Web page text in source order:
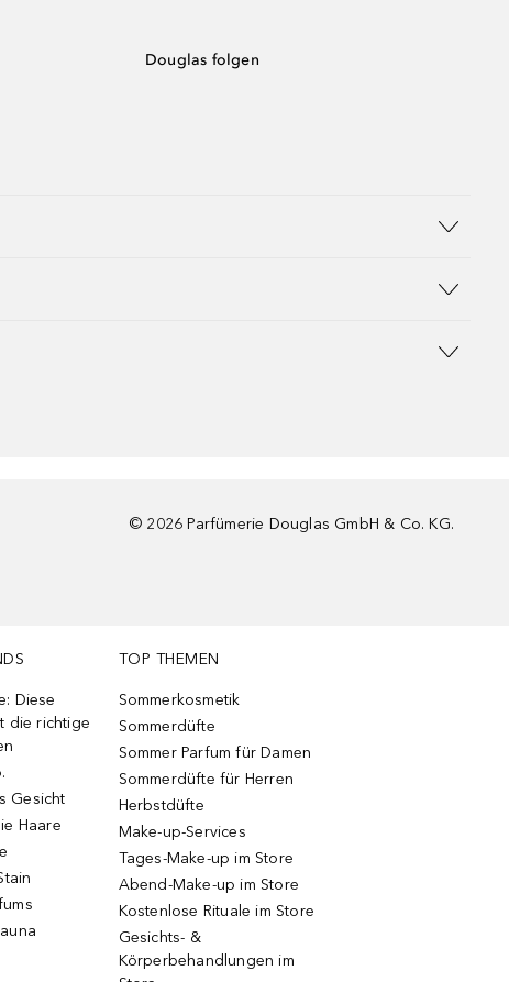
Douglas folgen
© 2026 Parfümerie Douglas GmbH & Co. KG.
Diese
die richtige
Gesicht
Haare
TOP THEMEN
Sommerkosmetik
Sommerdüfte
Sommer Parfum für Damen
Sommerdüfte für Herren
Herbstdüfte
Make-up-Services
Tages-Make-up im Store
Abend-Make-up im Store
Kostenlose Rituale im Store
Gesichts- &
Körperbehandlungen im